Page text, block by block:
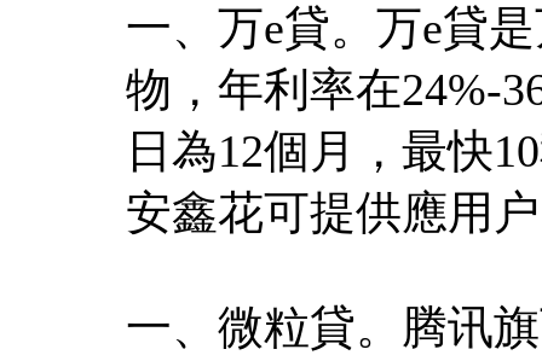
一、万e貸。万e貸
物，年利率在24%-
日為12個月，最快
安鑫花可提供應用
一、微粒貸。腾讯